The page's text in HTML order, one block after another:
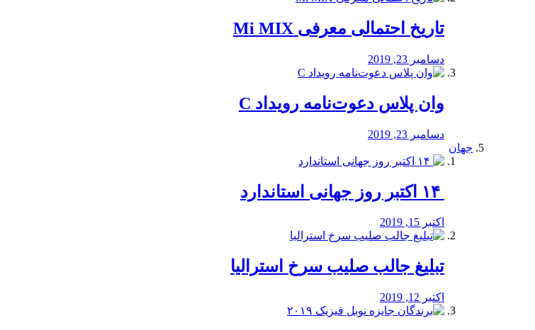
تاریخ احتمالی معرفی Mi MIX
دسامبر 23, 2019
وان پلاس دعوت‌نامه رویداد C
دسامبر 23, 2019
جهان
اکتبر 15, 2019
تبلیغ جالب صلیب سرخ استرالیا
اکتبر 12, 2019